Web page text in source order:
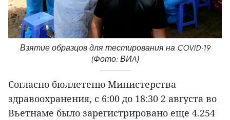
Взятие образцов для тестирования на COVID-19
(Фото: ВИA)
Согласно бюллетеню Министерства
здравоохранения, с 6:00 до 18:30 2 августа во
Вьетнаме было зарегистрировано еще 4.254